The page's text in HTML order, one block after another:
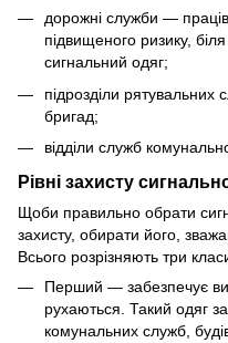
дорожні служби —
підвищеного ризику,
сигнальний одяг;
підрозділи рятувальних
бригад;
відділи служб
Рівні захисту
Щоби правильно обрати
захисту, обирати його,
Всього розрізняють три
Перший — забезпечує
рухаються. Такий одяг
комунальних служб,